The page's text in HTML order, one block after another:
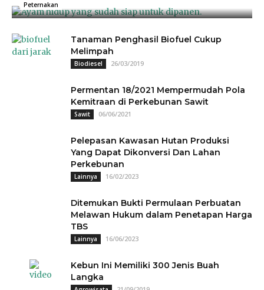
Peternakan
Tanaman Penghasil Biofuel Cukup
Melimpah
Biodiesel 26/03/2019
Permentan 18/2021 Mempermudah Pola
Kemitraan di Perkebunan Sawit
Sawit 06/06/2021
Pelepasan Kawasan Hutan Produksi
Yang Dapat Dikonversi Dan Lahan
Perkebunan
Lainnya 16/02/2023
Ditemukan Bukti Permulaan Perbuatan
Melawan Hukum dalam Penetapan Harga
TBS
Lainnya 16/06/2023
Kebun Ini Memiliki 300 Jenis Buah
Langka